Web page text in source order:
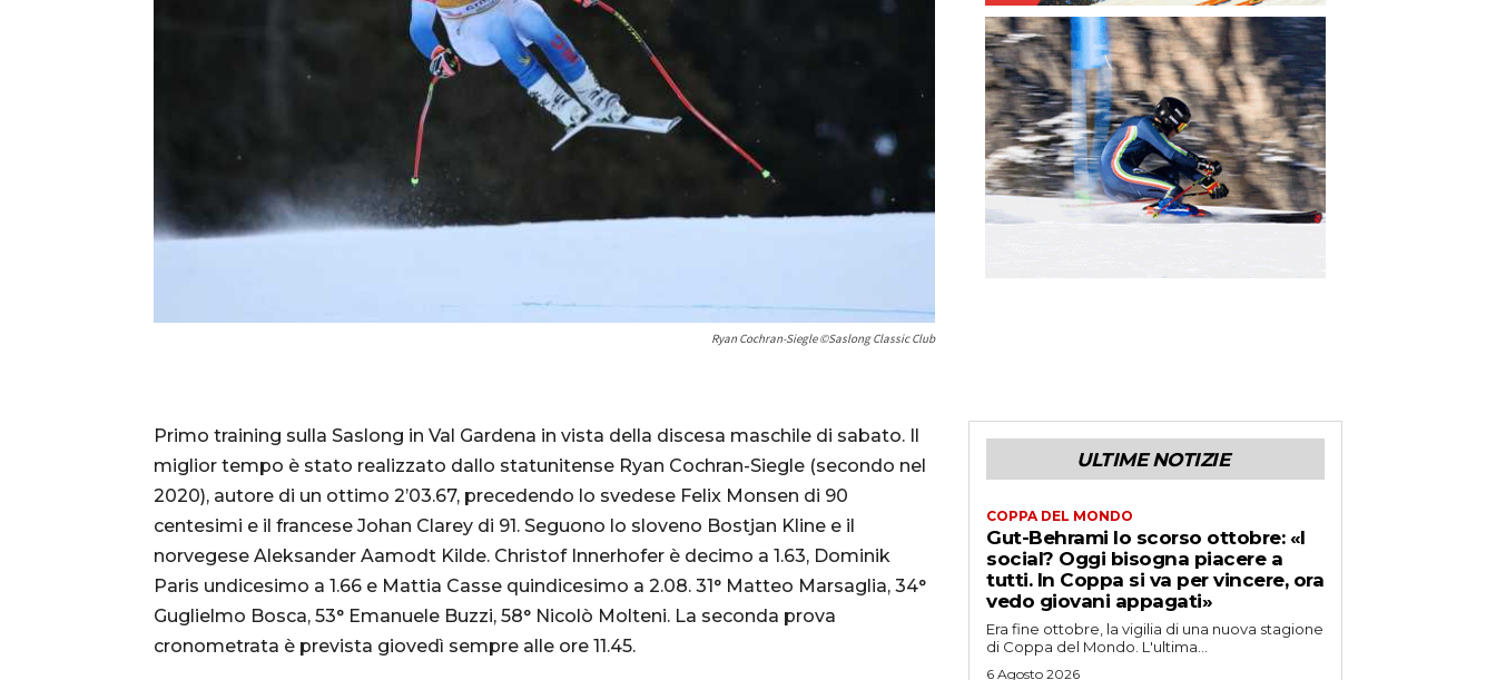
Ryan Cochran-Siegle ©Saslong Classic Club
Primo training sulla Saslong in Val Gardena in vista della discesa maschile di sabato. Il
miglior tempo è stato realizzato dallo statunitense Ryan Cochran-Siegle (secondo nel
2020), autore di un ottimo 2’03.67, precedendo lo svedese Felix Monsen di 90
centesimi e il francese Johan Clarey di 91. Seguono lo sloveno Bostjan Kline e il
norvegese Aleksander Aamodt Kilde. Christof Innerhofer è decimo a 1.63, Dominik
Paris undicesimo a 1.66 e Mattia Casse quindicesimo a 2.08. 31° Matteo Marsaglia, 34°
Guglielmo Bosca, 53° Emanuele Buzzi, 58° Nicolò Molteni. La seconda prova
cronometrata è prevista giovedì sempre alle ore 11.45.
ULTIME NOTIZIE
COPPA DEL MONDO
Gut-Behrami lo scorso ottobre: «I
social? Oggi bisogna piacere a
tutti. In Coppa si va per vincere, ora
vedo giovani appagati»
Era fine ottobre, la vigilia di una nuova stagione
di Coppa del Mondo. L'ultima...
6 Agosto 2026